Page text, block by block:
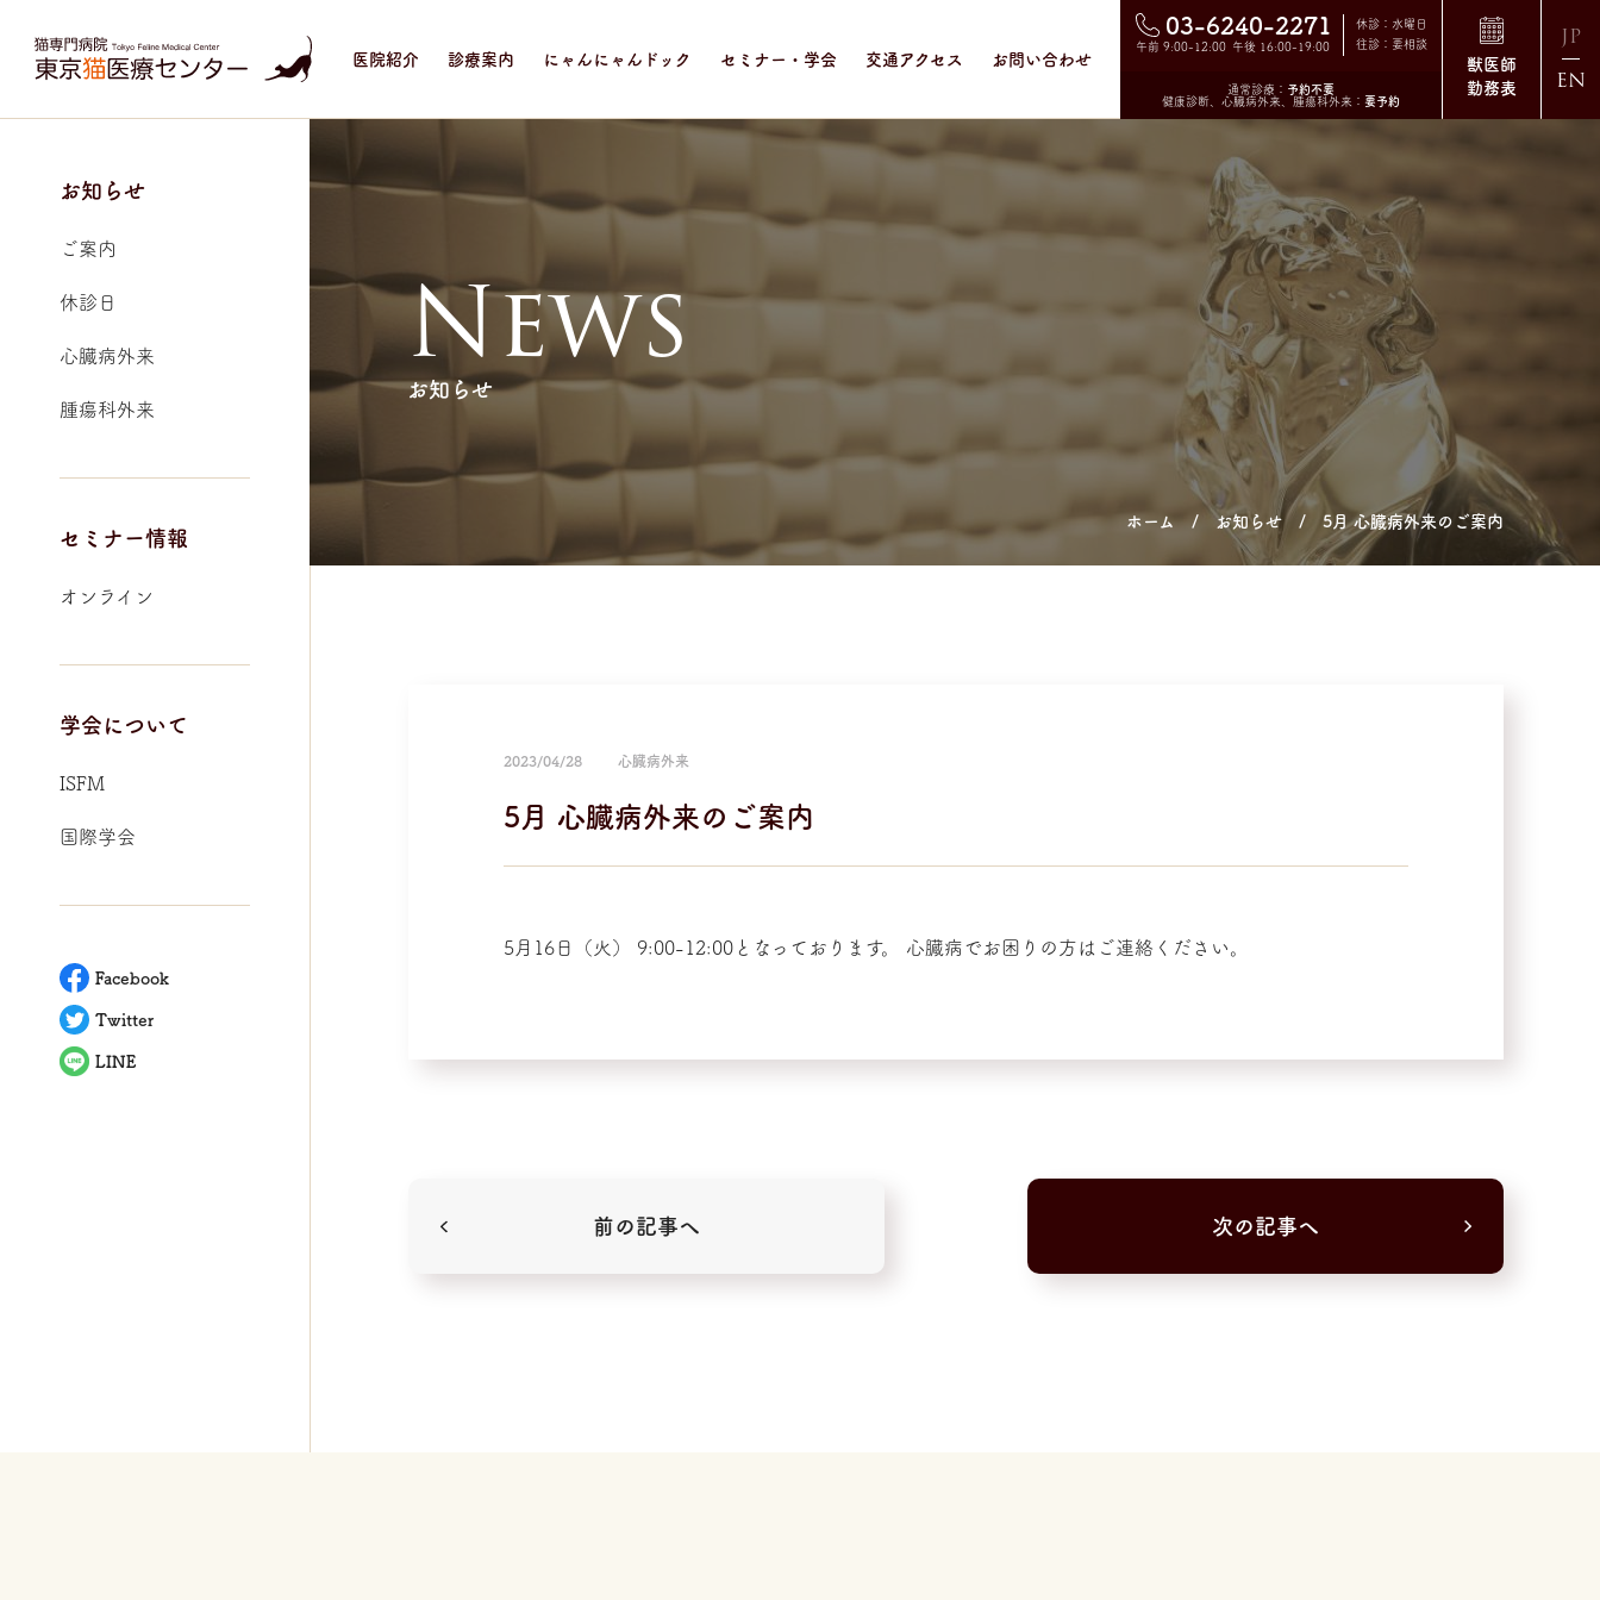
医院紹介 診療案内 にゃんにゃんドック セミナー・学会 交通アクセス お問い合わせ
03-6240-2271
午前 9:00-12:00 午後 16:00-19:00
休診：水曜日
往診：要相談
通常診療： 予約不要
健康診断、心臓病外来、腫瘍科外来： 要予約
獣医師
勤務表
JP
EN
News
お知らせ
ホーム お知らせ 5月 心臓病外来のご案内
お知らせ
ご案内
休診日
心臓病外来
腫瘍科外来
セミナー情報
オンライン
学会について
ISFM
国際学会
Facebook
Twitter
LINE
2023/04/28 心臓病外来
5月 心臓病外来のご案内
5月16日（火） 9:00-12:00となっております。 心臓病でお困りの方はご連絡ください。
前の記事へ 次の記事へ